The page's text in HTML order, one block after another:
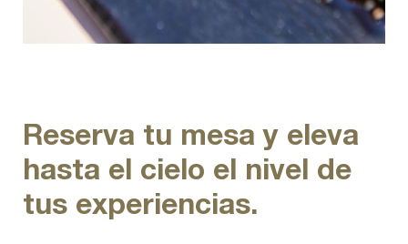
Reserva tu mesa y eleva
hasta el cielo el nivel de
tus experiencias.